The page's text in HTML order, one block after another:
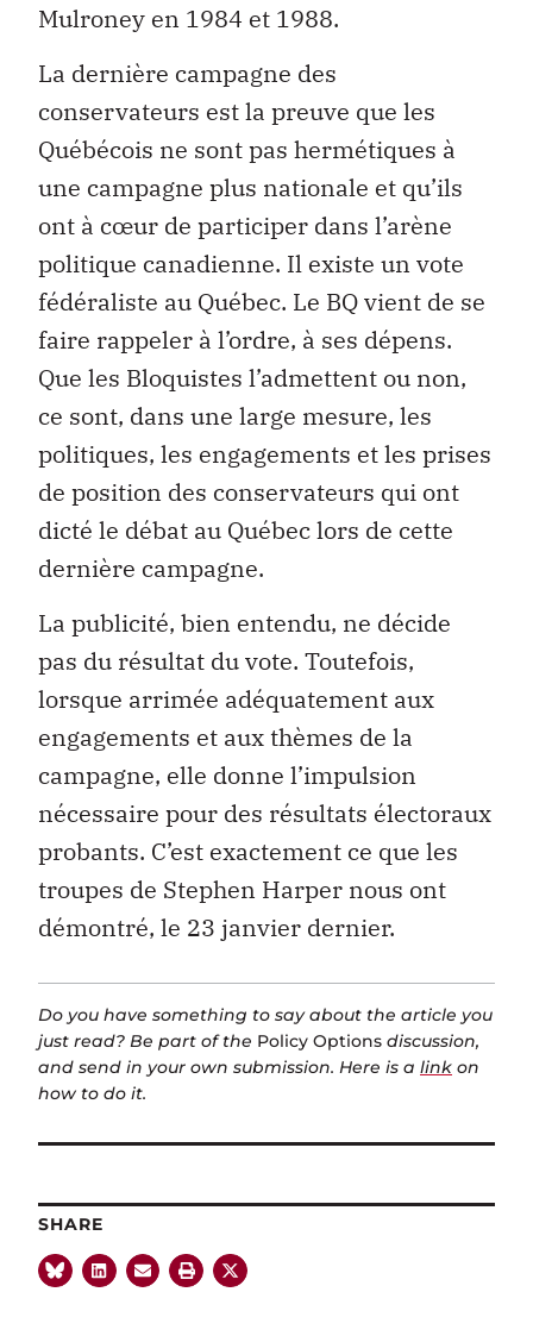
Mulroney en 1984 et 1988.
La dernière campagne des
conservateurs est la preuve que les
Québécois ne sont pas hermétiques à
une campagne plus nationale et qu’ils
ont à cœur de participer dans l’arène
politique canadienne. Il existe un vote
fédéraliste au Québec. Le BQ vient de se
faire rappeler à l’ordre, à ses dépens.
Que les Bloquistes l’admettent ou non,
ce sont, dans une large mesure, les
politiques, les engagements et les prises
de position des conservateurs qui ont
dicté le débat au Québec lors de cette
dernière campagne.
La publicité, bien entendu, ne décide
pas du résultat du vote. Toutefois,
lorsque arrimée adéquatement aux
engagements et aux thèmes de la
campagne, elle donne l’impulsion
nécessaire pour des résultats électoraux
probants. C’est exactement ce que les
troupes de Stephen Harper nous ont
démontré, le 23 janvier dernier.
Do you have something to say about the article you
just read? Be part of the Policy Options discussion,
and send in your own submission. Here is a link on
how to do it.
SHARE